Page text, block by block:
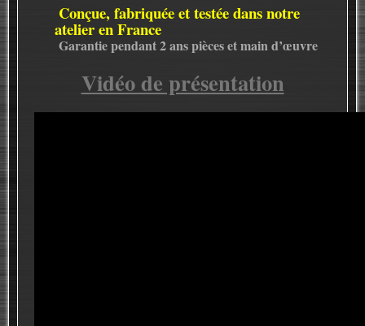
Conçue, fabriquée et testée dans notre
atelier en France
Garantie pendant 2 ans pièces et main d’œuvre
Vidéo de présentation